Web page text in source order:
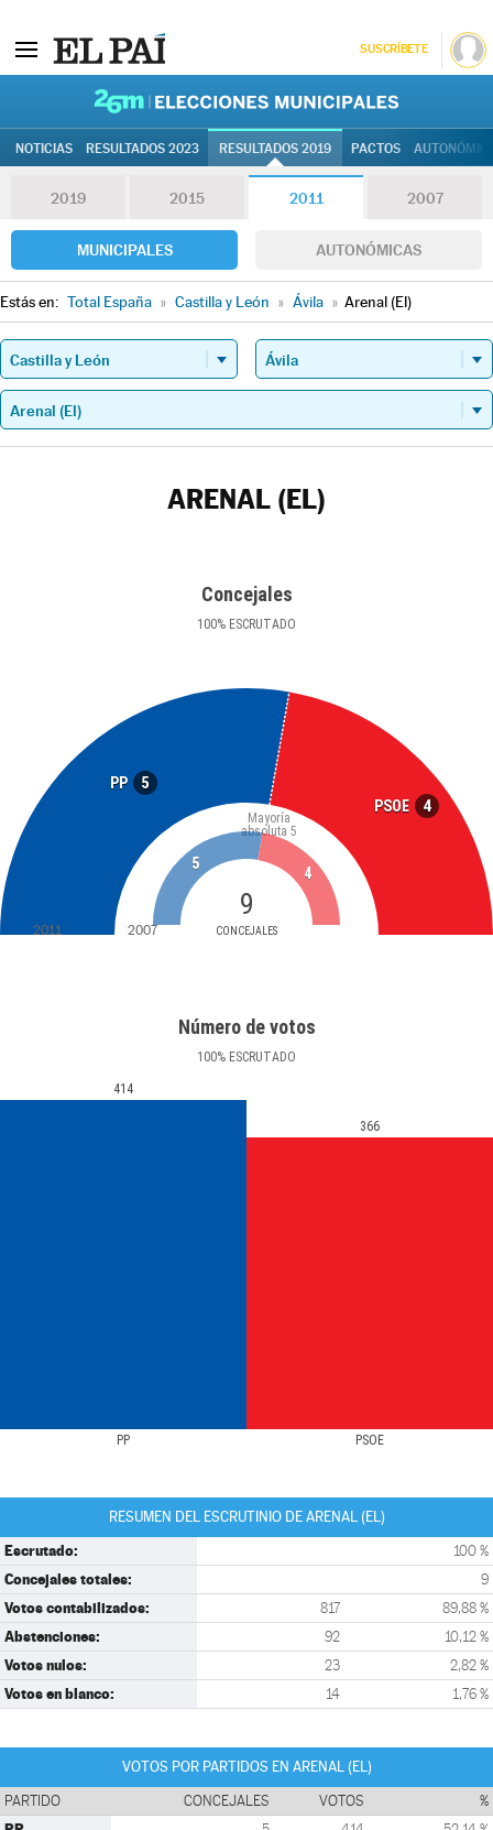
SUSCRÍBETE
NOTICIAS RESULTADOS 2023 RESULTADOS 2019 PACTOS
2019 2015 2011 2007
MUNICIPALES AUTONÓMICAS
Estás en: Total España » Castilla y León » Ávila » Arenal (El)
ARENAL (EL)
Concejales
100% ESCRUTADO
PP 5
PSOE 4
9
CONCEJALES
Mayoría
absoluta 5
5
4
2011 2007
Número de votos
100% ESCRUTADO
PP PSOE
414
366
RESUMEN DEL ESCRUTINIO DE ARENAL (EL)
Escrutado: 100 %
Concejales totales: 9
Votos contabilizados: 817 89,88 %
Abstenciones: 92 10,12 %
Votos nulos: 23 2,82 %
Votos en blanco: 14 1,76 %
VOTOS POR PARTIDOS EN ARENAL (EL)
PARTIDO CONCEJALES VOTOS %